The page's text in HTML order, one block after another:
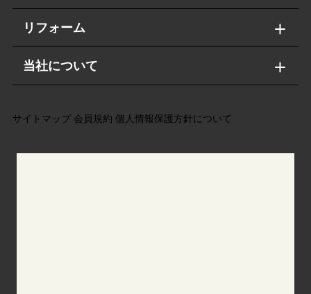
リフォーム
当社について
サイトマップ 会員規約 個人情報保護方針について